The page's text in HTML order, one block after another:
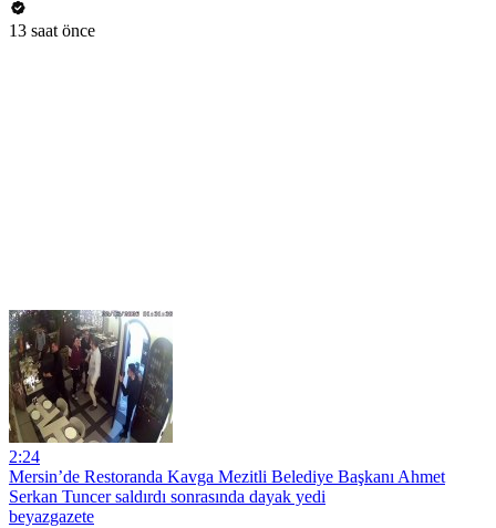
13 saat önce
2:24
Mersin’de Restoranda Kavga Mezitli Belediye Başkanı Ahmet
Serkan Tuncer saldırdı sonrasında dayak yedi
beyazgazete